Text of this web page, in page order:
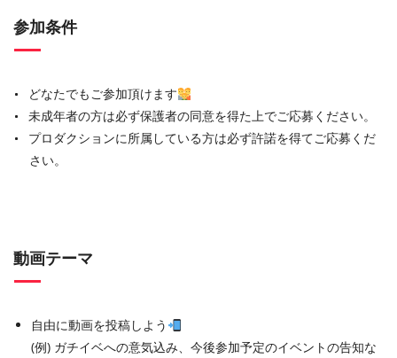
参加条件
どなたでもご参加頂けます
未成年者の方は必ず保護者の同意を得た上でご応募ください。
プロダクションに所属している方は必ず許諾を得てご応募くだ
さい。
動画テーマ
自由に動画を投稿しよう
(例) ガチイベへの意気込み、今後参加予定のイベントの告知な